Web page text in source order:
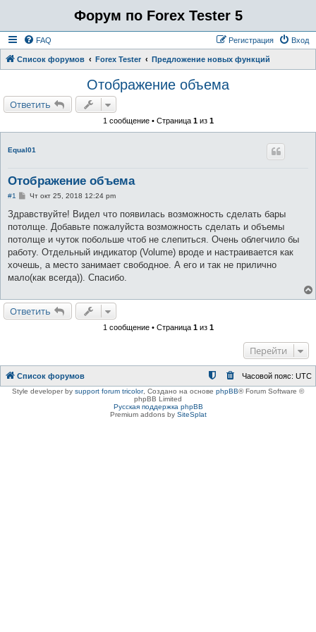
Форум по Forex Tester 5
FAQ Вход
Регистрация
Список форумов Forex Tester Предложение новых функций
Отображение объема
Ответить
1 сообщение • Страница 1из 1
Equal01
Отображение объема
#1
С
о
щ
е
и
е
Чт окт 25, 2018 12:24 pm
Здравствуйте! Видел что появилась возможность сделать бары
потолще. Добавьте пожалуйста возможность сделать и объемы
потолще и чуток побольше чтоб не слепиться. Очень облегчило бы
работу. Отдельный индикатор (Volume) вроде и настраивается как
хочешь, а место занимает свободное. А его и так не прилично
мало(как всегда)). Спасибо.
Ответить
1 сообщение • Страница 1из 1
Перейти
Список форумов Часовой пояс: UTC
Style developer by support forum tricolor, Создано на основе phpBB® Forum Software ©
phpBB Limited
Русская поддержка phpBB
Premium addons by SiteSplat